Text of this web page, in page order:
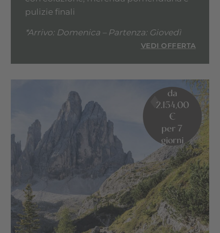
pulizie finali
*Arrivo: Domenica – Partenza: Giovedì
VEDI OFFERTA
da
2.154,00
€
per 7
giorni